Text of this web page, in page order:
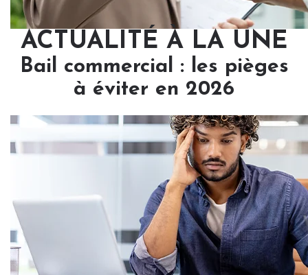
ACTUALITÉ À LA UNE
Bail commercial : les pièges
à éviter en 2026